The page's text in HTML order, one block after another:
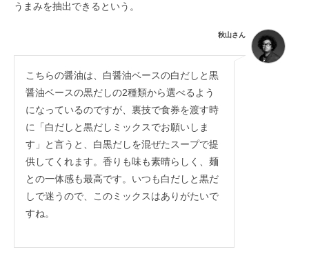
うまみを抽出できるという。
秋山さん
こちらの醤油は、白醤油ベースの白だしと黒
醤油ベースの黒だしの2種類から選べるよう
になっているのですが、裏技で食券を渡す時
に「白だしと黒だしミックスでお願いしま
す」と言うと、白黒だしを混ぜたスープで提
供してくれます。香りも味も素晴らしく、麺
との一体感も最高です。いつも白だしと黒だ
しで迷うので、このミックスはありがたいで
すね。